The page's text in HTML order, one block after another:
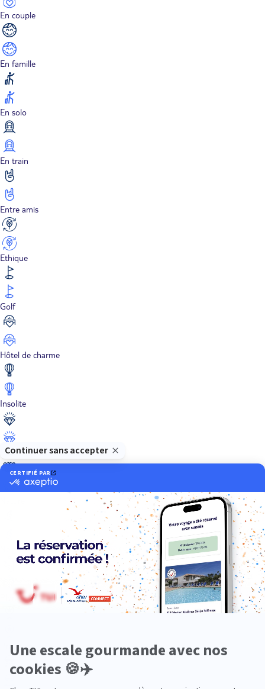
En couple
En famille
En solo
En train
Entre amis
Ethique
Golf
Hôtel de charme
Insolite
Luxe
Neige
Plongée
Premium